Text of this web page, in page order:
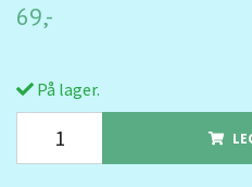
69,-
På lager.